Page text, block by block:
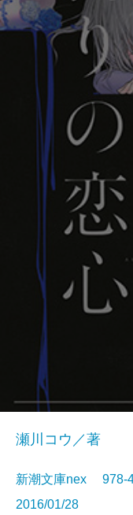
瀬川コウ／著
新潮文庫nex
2016/01/28